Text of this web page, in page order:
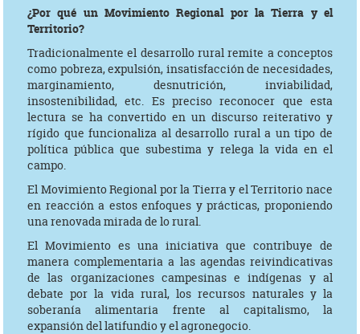
¿Por qué un Movimiento Regional por la Tierra y el
Territorio?
Tradicionalmente el desarrollo rural remite a conceptos
como pobreza, expulsión, insatisfacción de necesidades,
marginamiento, desnutrición, inviabilidad,
insostenibilidad, etc. Es preciso reconocer que esta
lectura se ha convertido en un discurso reiterativo y
rígido que funcionaliza al desarrollo rural a un tipo de
política pública que subestima y relega la vida en el
campo.
El Movimiento Regional por la Tierra y el Territorio nace
en reacción a estos enfoques y prácticas, proponiendo
una renovada mirada de lo rural.
El Movimiento es una iniciativa que contribuye de
manera complementaria a las agendas reivindicativas
de las organizaciones campesinas e indígenas y al
debate por la vida rural, los recursos naturales y la
soberanía alimentaria frente al capitalismo, la
expansión del latifundio y el agronegocio.